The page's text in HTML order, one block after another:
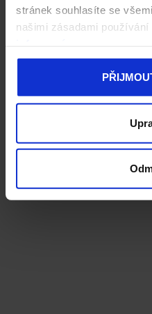
stránek souhlasíte se
našimi zásadami používání